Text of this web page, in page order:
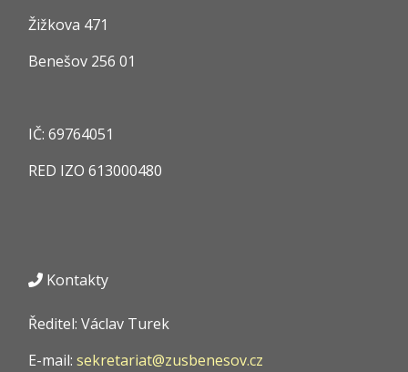
Žižkova 471
Benešov 256 01
IČ: 69764051
RED IZO 613000480
Kontakty
Ředitel: Václav Turek
E-mail: sekretariat@zusbenesov.cz